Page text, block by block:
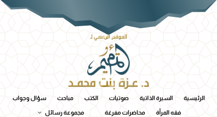
الرئيسية السيرة الذاتية صوتيات الكتب مباحث سؤال وجواب
فقه المرأة محاضرات مفرغة مجموعة رسائل